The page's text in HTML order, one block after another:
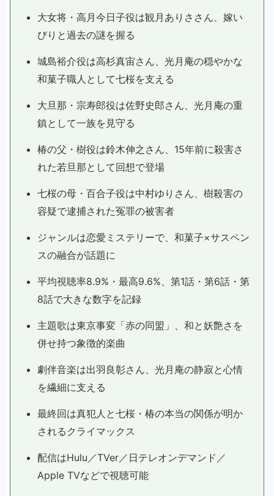
大女将・高月今日子役は観月ありささん、嫁い
びりと過去の謎を握る
城島裕介役は高杉真宙さん、光月庵の穏やかな
和菓子職人として七桜を支える
大旦那・宗寿郎役は佐野史郎さん、光月庵の重
鎮として一族を見守る
椿の父・樹役は鈴木伸之さん、15年前に殺害さ
れた若旦那として回想で登場
七桜の母・百合子役は中村ゆりさん、樹殺害の
容疑で逮捕された冤罪の被害者
ジャンルは恋愛ミステリーで、和菓子×サスペン
スの融合が話題に
平均視聴率8.9%・最高9.6%、第1話・第6話・第
8話で大きな数字を記録
主題歌は東京事変「赤の同盟」、和と妖艶さを
併せ持つ象徴的楽曲
劇伴音楽は出羽良彰さん、光月庵の静寂と心情
を繊細に支える
最終回は真犯人と七桜・椿の本当の関係が明か
されるクライマックス
配信はHulu／TVer／日テレオンデマンド／
Apple TVなどで視聴可能